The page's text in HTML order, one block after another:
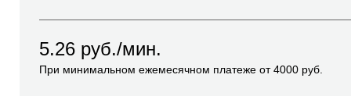
5.26 руб./мин.
При минимальном ежемесячном платеже от4000 руб.